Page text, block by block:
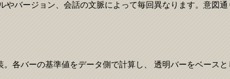
バージョン、会話の文脈によって毎回異なります。意図
。各バーの基準値をデータ側で計算し、 透明バーをベース